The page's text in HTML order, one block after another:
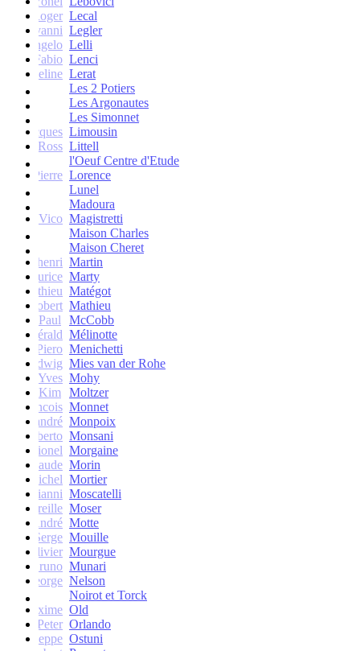
Roger Lecal
Giovanni Legler
Angelo Lelli
Fabio Lenci
Jacqueline Lerat
Les 2 Potiers
Les Argonautes
Les Simonnet
Jacques Limousin
Ross Littell
l'Oeuf Centre d'Etude
Jean-Pierre Lorence
Lunel
Madoura
Vico Magistretti
Maison Charles
Maison Cheret
henri Martin
Maurice Marty
Mathieu Matégot
Robert Mathieu
Paul
McCobb
Gérald Mélinotte
Piero Menichetti
Ludwig Mies van der Rohe
Yves Mohy
Kim
Moltzer
Francois Monnet
andré Monpoix
Roberto Monsani
Lionel Morgaine
Claude Morin
Michel Mortier
Gianni Moscatelli
Mireille Moser
André Motte
Serge Mouille
Olivier Mourgue
Bruno Munari
George Nelson
Noirot et Torck
Maxime Old
Peter Orlando
Giuseppe Ostuni